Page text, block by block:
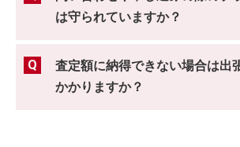
は守られていますか？
査定額に納得できない場合は出
かかりますか？